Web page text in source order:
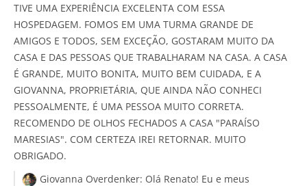
TIVE UMA EXPERIÊNCIA EXCELENTA COM ESSA
HOSPEDAGEM. FOMOS EM UMA TURMA GRANDE DE
AMIGOS E TODOS, SEM EXCEÇÃO, GOSTARAM MUITO DA
CASA E DAS PESSOAS QUE TRABALHARAM NA CASA. A CASA
É GRANDE, MUITO BONITA, MUITO BEM CUIDADA, E A
GIOVANNA, PROPRIETÁRIA, QUE AINDA NÃO CONHECI
PESSOALMENTE, É UMA PESSOA MUITO CORRETA.
RECOMENDO DE OLHOS FECHADOS A CASA "PARAÍSO
MARESIAS". COM CERTEZA IREI RETORNAR. MUITO
OBRIGADO.
Giovanna Overdenker: Olá Renato! Eu e meus